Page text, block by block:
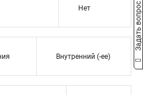
Нет
Внутренний (-ее)
Задать вопрос